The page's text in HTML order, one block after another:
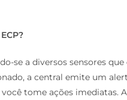
se a diversos sensores
a central emite um
tome ações imediatas.